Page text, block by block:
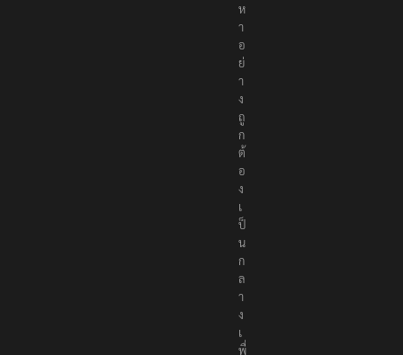
ห
า
อ
ย่
า
ง
ถู
ก
ต้
อ
ง
เ
ป็
น
ก
ล
า
ง
เ
พื่